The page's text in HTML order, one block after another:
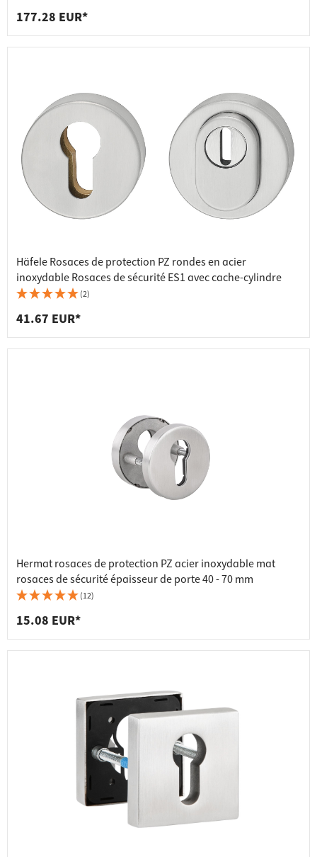
177.28 EUR*
Häfele Rosaces de protection PZ rondes en acier
inoxydable Rosaces de sécurité ES1 avec cache-cylindre
(2)
41.67 EUR*
Hermat rosaces de protection PZ acier inoxydable mat
rosaces de sécurité épaisseur de porte 40 - 70 mm
(12)
15.08 EUR*